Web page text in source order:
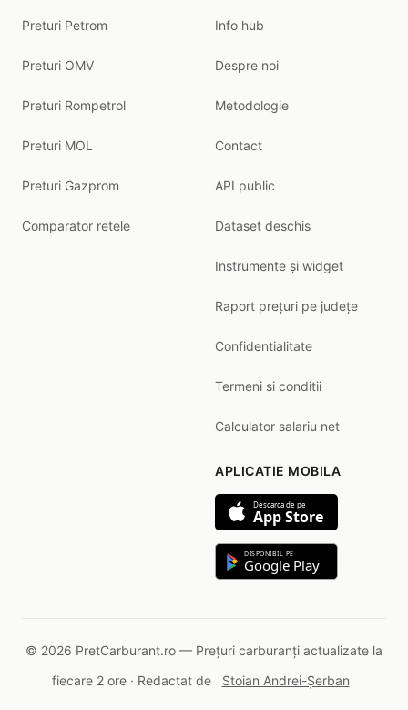
Preturi Petrom
Preturi OMV
Preturi Rompetrol
Preturi MOL
Preturi Gazprom
Comparator retele
Info hub
Despre noi
Metodologie
Contact
API public
Dataset deschis
Instrumente și widget
Raport prețuri pe județe
Confidentialitate
Termeni si conditii
Calculator salariu net
APLICATIE MOBILA
Descarca de pe
App Store
DISPONIBIL PE
Google Play
© 2026 PretCarburant.ro — Prețuri carburanți actualizate la
fiecare 2 ore · Redactat de
Stoian Andrei-Șerban